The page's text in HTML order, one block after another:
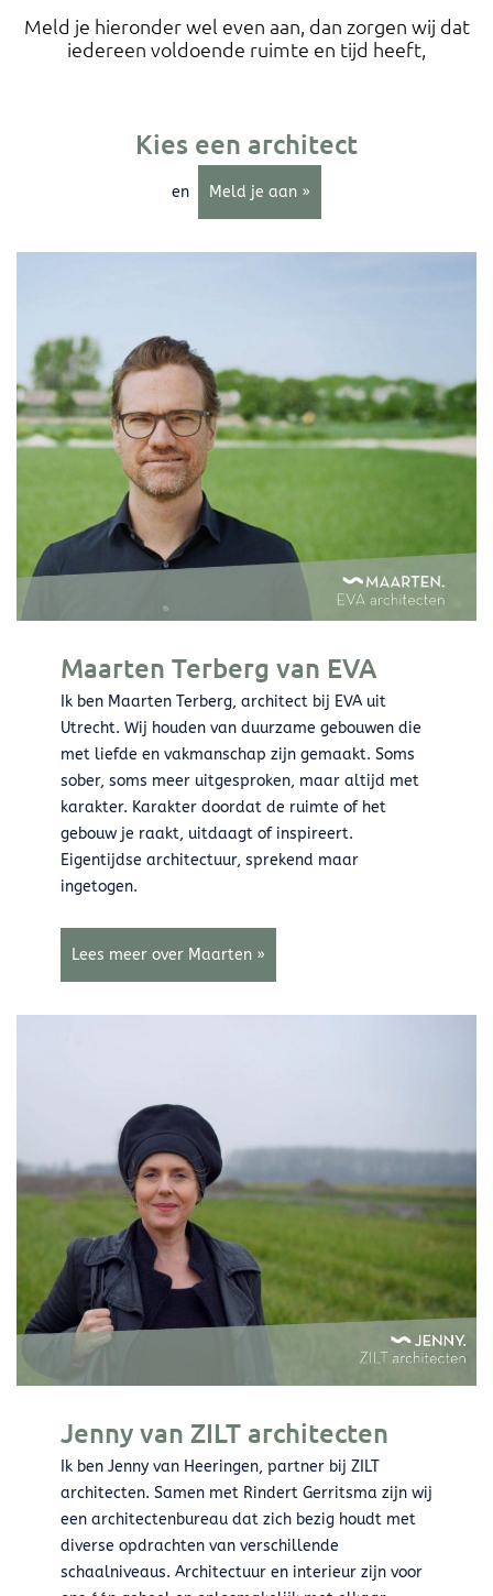
Meld je hieronder wel even aan, dan zorgen wij dat
iedereen voldoende ruimte en tijd heeft,
Kies een architect
en Meld je aan »
Maarten Terberg van EVA
Ik ben Maarten Terberg, architect bij EVA uit
Utrecht. Wij houden van duurzame gebouwen die
met liefde en vakmanschap zijn gemaakt. Soms
sober, soms meer uitgesproken, maar altijd met
karakter. Karakter doordat de ruimte of het
gebouw je raakt, uitdaagt of inspireert.
Eigentijdse architectuur, sprekend maar
ingetogen.
Lees meer over Maarten »
Jenny van ZILT architecten
Ik ben Jenny van Heeringen, partner bij ZILT
architecten. Samen met Rindert Gerritsma zijn wij
een architectenbureau dat zich bezig houdt met
diverse opdrachten van verschillende
schaalniveaus. Architectuur en interieur zijn voor